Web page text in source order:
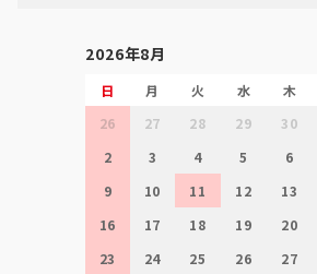
2026年8月
日 月 火 水 木
26
27 28 29 30
2
3 4 5 6
9
10 11 12 13
16
17 18 19 20
23
24 25 26 27